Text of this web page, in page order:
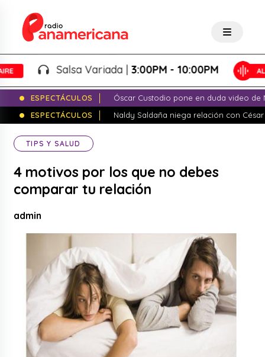
Salsa Variada |3:00PM - 10:00PM
ESPECTÁCULOS
Óscar Custodio pone en duda video de
ESPECTÁCULOS
Naldy Saldaña niega relación con
TIPS Y SALUD
4 motivos por los que no debes
comparar tu relación
admin